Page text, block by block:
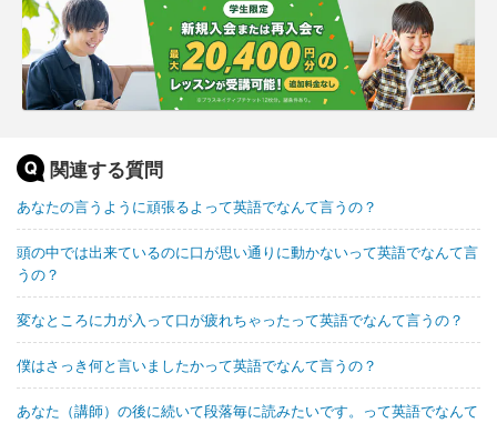
関連する質問
あなたの言うように頑張るよって英語でなんて言うの？
頭の中では出来ているのに口が思い通りに動かないって英語でなんて言
うの？
変なところに力が入って口が疲れちゃったって英語でなんて言うの？
僕はさっき何と言いましたかって英語でなんて言うの？
あなた（講師）の後に続いて段落毎に読みたいです。って英語でなんて